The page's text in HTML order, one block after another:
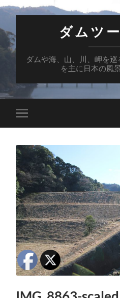
ダムツ
ダムや海、山、川、岬を
を主に日本の風
モ
バ
ル
メ
ニ
ュ
ー
を
切
り
替
え
る